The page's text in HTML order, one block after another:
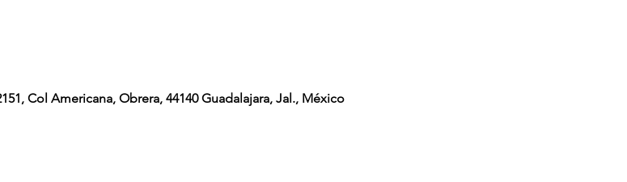
Col Americana, Obrera, 44140 Guadalajara, Jal., México